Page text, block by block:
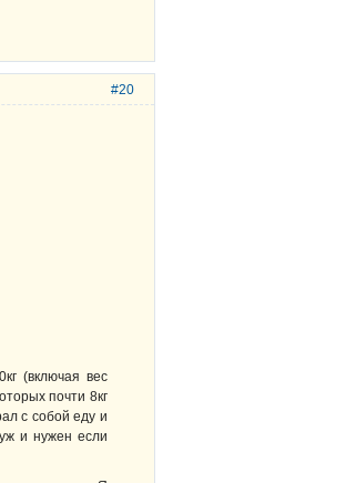
#20
(включая вес
почти 8кг
с собой еду и
и нужен если